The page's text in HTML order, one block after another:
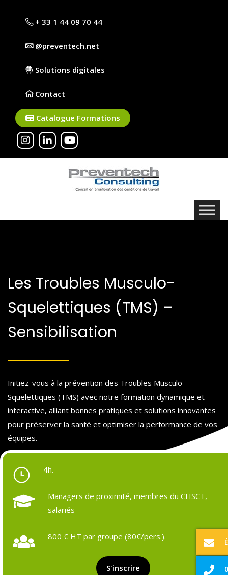
+ 33 1 44 09 70 44
@preventech.net
Solutions digitales
Contact
Catalogue Formations
Les Troubles Musculo-
Squelettiques (TMS) –
Sensibilisation
Initiez-vous à la prévention des Troubles Musculo-
Squelettiques (TMS) avec notre formation dynamique et
interactive, alliant bonnes pratiques et solutions innovantes
pour préserver la santé et optimiser la performance de vos
équipes.
4h.
Managers de proximité, membres du CHSCT,
salariés
800 € HT par groupe (80€/pers.).
S'inscrire
Objectifs et prérequisProgramme détaillé
Objectifs de la forma